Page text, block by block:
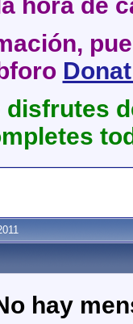
disfrutes
hay